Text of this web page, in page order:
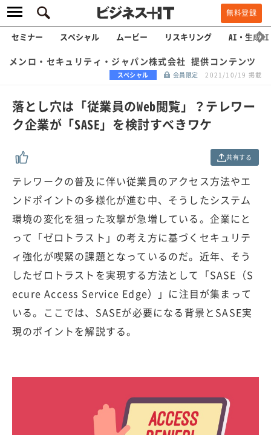
無料登録
セミナー スペシャル ムービー リスキリング AI・生成AI
メンロ・セキュリティ・ジャパン株式会社 提供コンテンツ
スペシャル 会員限定 2021/10/19 掲載
落とし穴は「従業員のWeb閲覧」？テレワー
ク企業が「SASE」を検討すべきワケ
共有する
テレワークの普及に伴い従業員のアクセス方法やエ
ンドポイントの多様化が進む中、そうしたシステム
環境の変化を狙った攻撃が急増している。企業にと
って「ゼロトラスト」の考え方に基づくセキュリテ
ィ強化が喫緊の課題となっているのだ。近年、そう
したゼロトラストを実現する方法として「SASE（S
ecure Access Service Edge）」に注目が集まって
いる。ここでは、SASEが必要になる背景とSASE実
現のポイントを解説する。